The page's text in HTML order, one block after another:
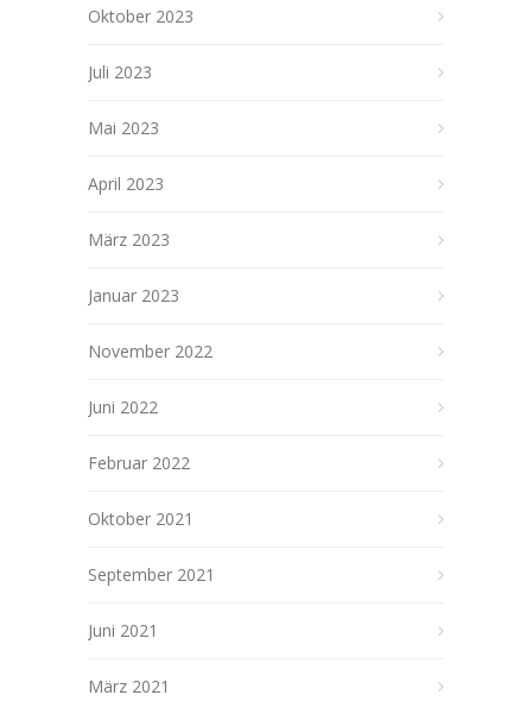
Oktober 2023
Juli 2023
Mai 2023
April 2023
März 2023
Januar 2023
November 2022
Juni 2022
Februar 2022
Oktober 2021
September 2021
Juni 2021
März 2021